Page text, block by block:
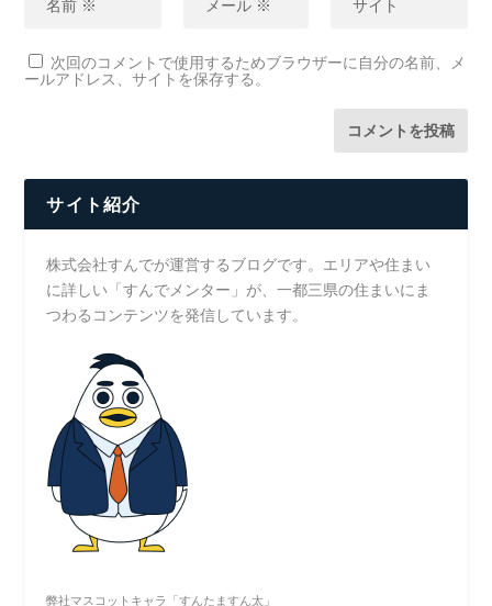
次回のコメントで使用するためブラウザーに自分の名前、メ
ールアドレス、サイトを保存する。
サイト紹介
株式会社すんでが運営するブログです。エリアや住まい
に詳しい「すんでメンター」が、一都三県の住まいにま
つわるコンテンツを発信しています。
弊社マスコットキャラ「すんたますん太」